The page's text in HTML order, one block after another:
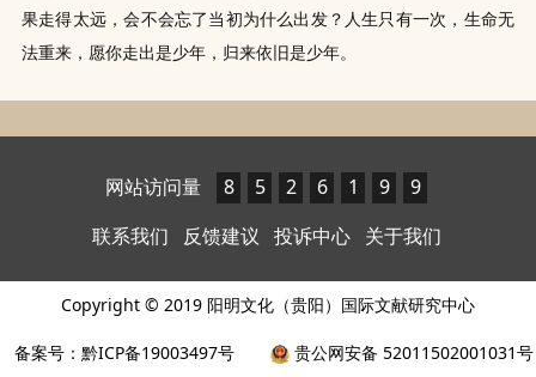
果走得太远，会不会忘了当初为什么出发？人生只有一次，生命无
法重来，愿你走出是少年，归来依旧是少年。
网站访问量 8 5 2 6 1 9
9
联系我们
反馈建议 投诉中心 关于我们
Copyright © 2019 阳明文化（贵阳）国际文献研究中心
备案号：黔ICP备19003497号 贵公网安备 52011502001031号